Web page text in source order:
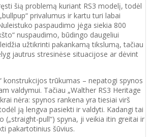
šią problemą kuriant RS3 modelį, todėl
privalumus ir kartu turi labai
paspaudimo jėga siekia 800
nuspaudimo, būdingo daugeliui
užtikrinti pakankamą tikslumą, tačiau
jautrus stresinėse situacijose ar dėvint
konstrukcijos trūkumas – nepatogi spynos
valdymui. Tačiau „Walther RS3 Heritage
nėra: spynos rankena yra tiesiai virš
ją lengva pasiekti ir valdyti. Kadangi tai
(„straight-pull“) spyna, ji veikia itin greitai ir
pakartotinius šūvius.